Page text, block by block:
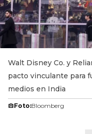
Walt Disney Co. y
pacto vinculante para
medios en India
Foto:Bloomberg